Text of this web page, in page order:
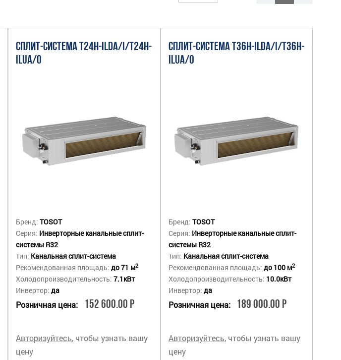
СПЛИТ-СИСТЕМА T24H-ILDA/I/T24H-
ILUA/O
Бренд: TOSOT
Серия: Инверторные канальные сплит-
системы R32
Тип: Канальная сплит-система
Рекомендованная площадь: до 71 м2
Холодопроизводительность: 7.1кВт
Инвертор: да
Розничная цена: 152 600.00 Р
Авторизуйтесь, чтобы узнать вашу
цену
СПЛИТ-СИСТЕМА T36H-ILDA/I/T36H-
ILUA/O
Бренд: TOSOT
Серия: Инверторные канальные сплит-
системы R32
Тип: Канальная сплит-система
Рекомендованная площадь: до 100 м2
Холодопроизводительность: 10.0кВт
Инвертор: да
Розничная цена: 189 000.00 Р
Авторизуйтесь, чтобы узнать вашу
цену